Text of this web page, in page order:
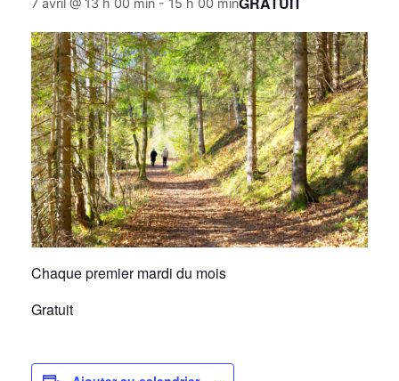
7 avril @ 13 h 00 min - 15 h 00 min
Chaque premier mardi du mois
Gratuit